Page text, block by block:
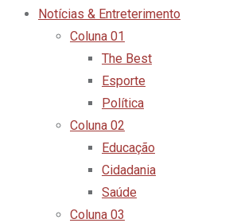
Notícias & Entreterimento
Coluna 01
The Best
Esporte
Política
Coluna 02
Educação
Cidadania
Saúde
Coluna 03